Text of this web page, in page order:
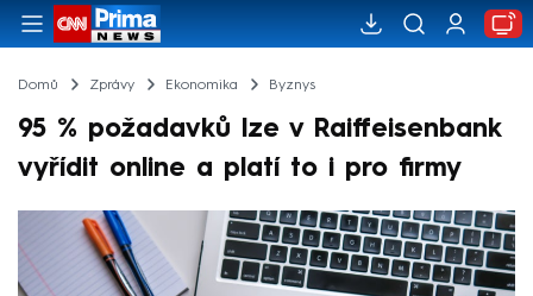
Domů Zprávy Ekonomika Byznys
95 % požadavků lze v Raiffeisenbank
vyřídit online a platí to i pro firmy